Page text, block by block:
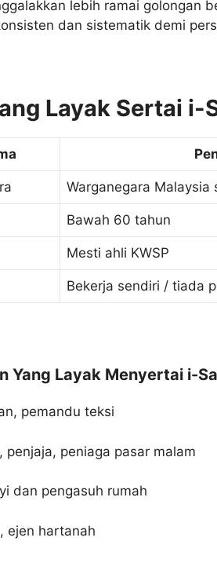
lebih ramai golongan
dan sistematik demi
Layak Sertai i-
Warganegara Malaysia
Bawah 60 tahun
Mesti ahli KWSP
Bekerja sendiri / tiada
Yang Layak Menyertai i-
pemandu teksi
penjaja, peniaga pasar malam
dan pengasuh rumah
ejen hartanah